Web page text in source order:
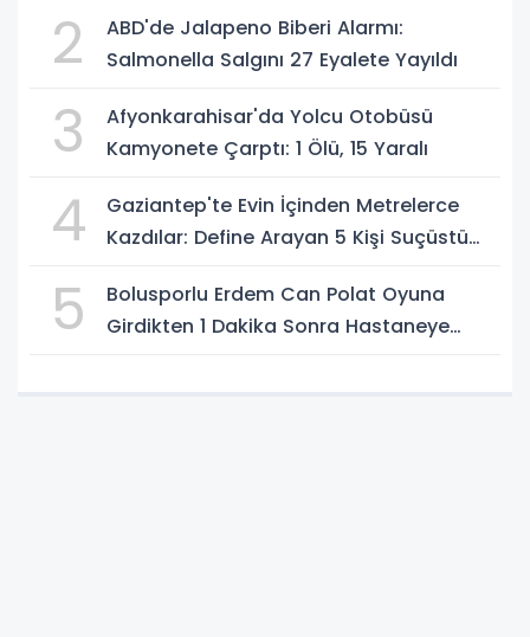
2
ABD'de Jalapeno Biberi Alarmı:
Salmonella Salgını 27 Eyalete Yayıldı
3
Afyonkarahisar'da Yolcu Otobüsü
Kamyonete Çarptı: 1 Ölü, 15 Yaralı
4
Gaziantep'te Evin İçinden Metrelerce
Kazdılar: Define Arayan 5 Kişi Suçüstü
5
Bolusporlu Erdem Can Polat Oyuna
Girdikten 1 Dakika Sonra Hastaneye